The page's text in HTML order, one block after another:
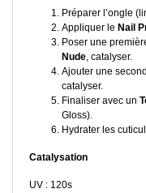
Préparer l’ongle
Appliquer le Nail
Poser une
Nude, catalyser.
Ajouter une
catalyser.
Finaliser avec un
Gloss).
Hydrater les
Catalysation
UV : 120s